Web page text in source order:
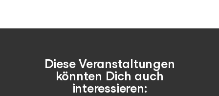
Diese Veranstaltungen
könnten Dich auch
interessieren: